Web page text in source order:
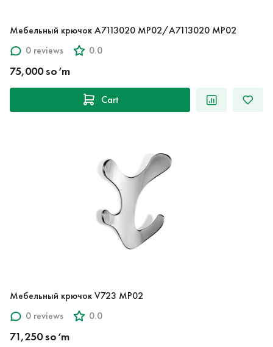
Мебельный крючок A7113020 MP02/A7113020 MP02
0 reviews
0.0
75,000 so‘m
Cart
Мебельный крючок V723 MP02
0 reviews
0.0
71,250 so‘m